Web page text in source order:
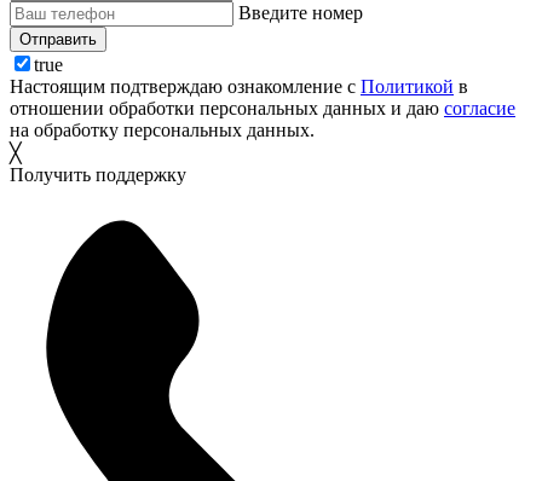
Введите номер
Отправить
true
Настоящим подтверждаю ознакомление с Политикой в
отношении обработки персональных данных и даю согласие
на обработку персональных данных.
╳
Получить поддержку